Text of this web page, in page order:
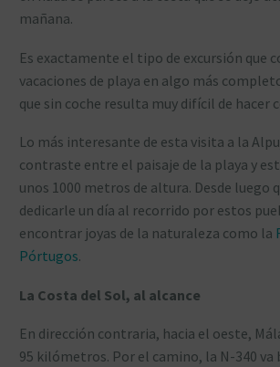
mañana.
Es exactamente el tipo de excursión que
vacaciones de playa en algo más
que sin coche resulta muy difícil de hacer
Lo más interesante de esta visita a la
contraste entre el paisaje de la playa y
unos 1000 metros de altura. Desde luego
dedicarle un día al recorrido por estos
encontrar joyas de la naturaleza como la
Pórtugos.
La Costa del Sol, al alcance
En dirección contraria, hacia el oeste,
95 kilómetros. Por el camino, la N-340 va